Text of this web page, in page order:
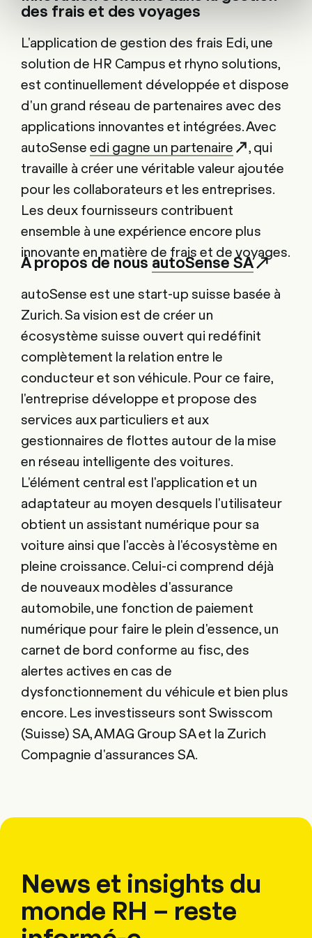
des frais et des voyages
L'application de gestion des frais Edi, une
solution de HR Campus et rhyno solutions,
est continuellement développée et dispose
d'un grand réseau de partenaires avec des
applications innovantes et intégrées. Avec
autoSense edi gagne un partenaire
, qui
travaille à créer une véritable valeur ajoutée
pour les collaborateurs et les entreprises.
Les deux fournisseurs contribuent
ensemble à une expérience encore plus
innovante en matière de frais et de voyages.
À propos de nous autoSense SA
autoSense est une start-up suisse basée à
Zurich. Sa vision est de créer un
écosystème suisse ouvert qui redéfinit
complètement la relation entre le
conducteur et son véhicule. Pour ce faire,
l'entreprise développe et propose des
services aux particuliers et aux
gestionnaires de flottes autour de la mise
en réseau intelligente des voitures.
L'élément central est l'application et un
adaptateur au moyen desquels l'utilisateur
obtient un assistant numérique pour sa
voiture ainsi que l'accès à l'écosystème en
pleine croissance. Celui-ci comprend déjà
de nouveaux modèles d'assurance
automobile, une fonction de paiement
numérique pour faire le plein d'essence, un
carnet de bord conforme au fisc, des
alertes actives en cas de
dysfonctionnement du véhicule et bien plus
encore. Les investisseurs sont Swisscom
(Suisse) SA, AMAG Group SA et la Zurich
Compagnie d'assurances SA.
News et insights du
monde RH – reste